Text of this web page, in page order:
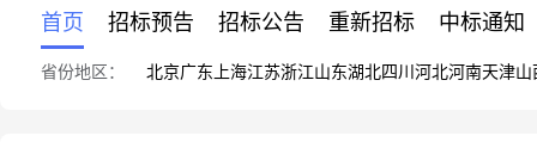
首页 招标预告 招标公告 重新招标 中标通知
省份地区： 北京广东 上海江苏浙江山东湖北四川 河北河南天津山